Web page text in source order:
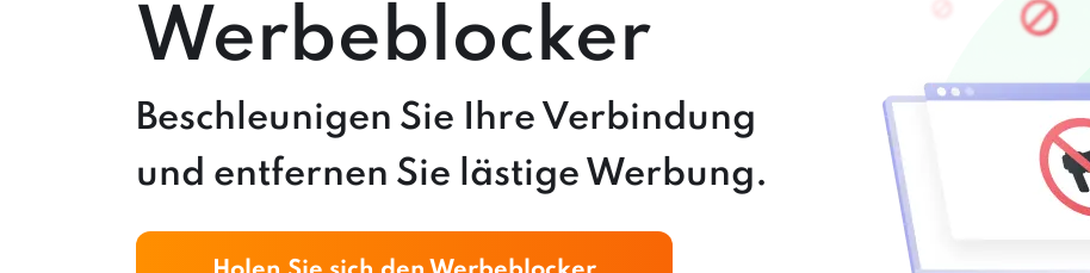
Werbeblocker
Beschleunigen Sie Ihre Verbindung
und entfernen Sie lästige Werbung.